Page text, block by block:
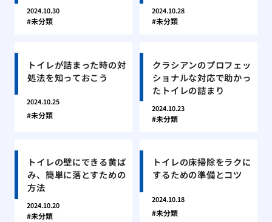
2024.10.30
未分類
2024.10.28
未分類
トイレが詰まった時の対
処法を知っておこう
2024.10.25
未分類
クラシアンのプロフェッ
ショナルな対応で助かっ
たトイレの詰まり
2024.10.23
未分類
トイレの壁にできる黄ば
み、簡単に落とすための
方法
2024.10.20
未分類
トイレの床掃除をラクに
するための準備とコツ
2024.10.18
未分類